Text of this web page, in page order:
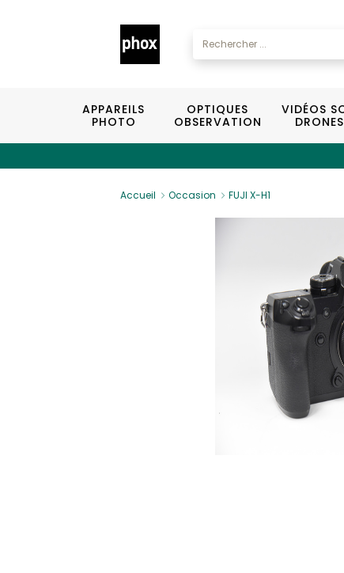
APPAREILS
PHOTO
OPTIQUES
OBSERVATION
VIDÉOS
DRONES
Accueil Occasion FUJI X-H1